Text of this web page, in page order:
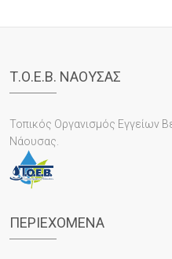
Τ.Ο.Ε.Β. ΝΑΟΥΣΑΣ
Τοπικός Οργανισμός Εγγείων
Νάουσας.
ΠΕΡΙΕΧΌΜΕΝΑ